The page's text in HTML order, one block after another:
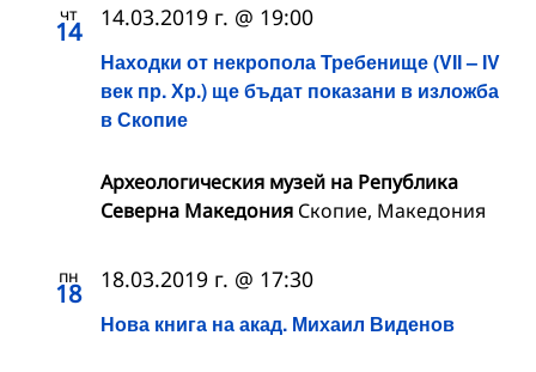
чт
14
Находки от некропола Требенище (VІІ – ІV
век пр. Хр.) ще бъдат показани в изложба
в Скопие
14.03.2019 г. @ 19:00
Археологическия музей на Република
Северна Македония Скопие, Македония
пн
18
Нова книга на акад. Михаил Виденов
18.03.2019 г. @ 17:30